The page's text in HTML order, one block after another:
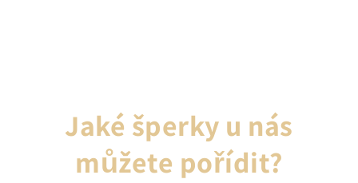
Jaké šperky u nás
můžete pořídit?